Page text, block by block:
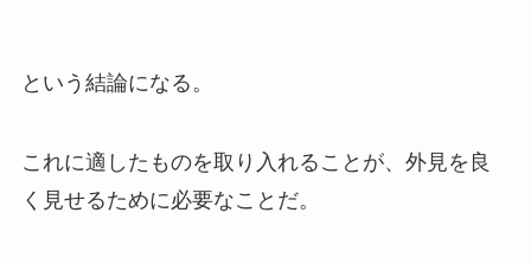
という結論になる。
これに適したものを取り入れることが、外見を良
く見せるために必要なことだ。